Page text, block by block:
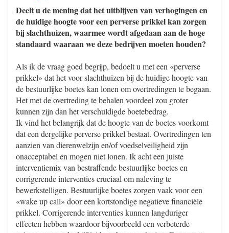
Deelt u de mening dat het uitblijven van verhogingen en
de huidige hoogte voor een perverse prikkel kan zorgen
bij slachthuizen, waarmee wordt afgedaan aan de hoge
standaard waaraan we deze bedrijven moeten houden?
Als ik de vraag goed begrijp, bedoelt u met een «perverse
prikkel» dat het voor slachthuizen bij de huidige hoogte van
de bestuurlijke boetes kan lonen om overtredingen te begaan.
Het met de overtreding te behalen voordeel zou groter
kunnen zijn dan het verschuldigde boetebedrag.
Ik vind het belangrijk dat de hoogte van de boetes voorkomt
dat een dergelijke perverse prikkel bestaat. Overtredingen ten
aanzien van dierenwelzijn en/of voedselveiligheid zijn
onacceptabel en mogen niet lonen. Ik acht een juiste
interventiemix van bestraffende bestuurlijke boetes en
corrigerende interventies cruciaal om naleving te
bewerkstelligen. Bestuurlijke boetes zorgen vaak voor een
«wake up call» door een kortstondige negatieve financiële
prikkel. Corrigerende interventies kunnen langduriger
effecten hebben waardoor bijvoorbeeld een verbeterde